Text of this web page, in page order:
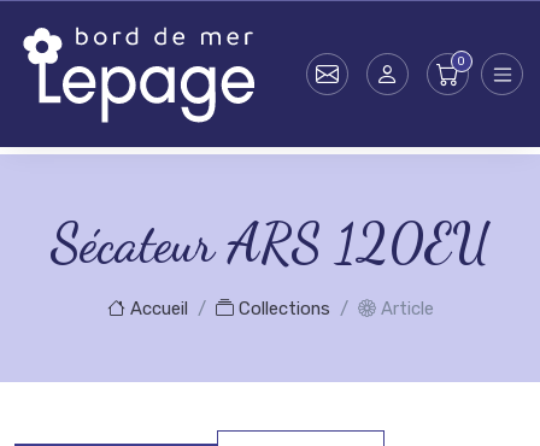
Sécateur ARS 120EU
Accueil Collections Article